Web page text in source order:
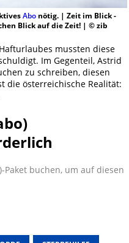
Abonötig. | Zeit im Blick -
Blick auf die Zeit! | © zib
mussten diese
Im Gegenteil, Astrid
zu schreiben, diesen
die österreichische Realität:
Paket buchen, um auf diesen